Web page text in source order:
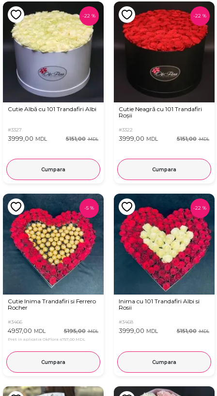
-22 %
Cutie Albă cu 101 Trandafiri Albi
#3327
3999,00 MDL 5151,00 MDL
Cumpara
-22 %
Cutie Neagră cu 101 Trandafiri
Roșii
#3322
3999,00 MDL 5151,00 MDL
Cumpara
-5%
Cutie Inima Trandafiri si Ferrero
Rocher
#3466
4957,00 MDL 5195,00 MDL
Pret in aplicatia OkFlora 4757,00 MDL
Cumpara
-22 %
Inima cu 101 Trandafiri Albi si
Rosii
#3468
3999,00 MDL 5151,00 MDL
Cumpara